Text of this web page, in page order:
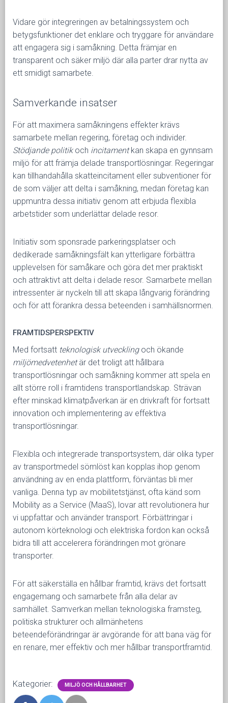
Vidare gör integreringen av betalningssystem och
betygsfunktioner det enklare och tryggare för användare
att engagera sig i samåkning. Detta främjar en
transparent och säker miljö där alla parter drar nytta av
ett smidigt samarbete.
Samverkande insatser
För att maximera samåkningens effekter krävs
samarbete mellan regering, företag och individer.
Stödjande politikoch incitamentkan skapa en gynnsam
miljö för att främja delade transportlösningar. Regeringar
kan tillhandahålla skatteincitament eller subventioner för
de som väljer att delta i samåkning, medan företag kan
uppmuntra dessa initiativ genom att erbjuda flexibla
arbetstider som underlättar delade resor.
Initiativ som sponsrade parkeringsplatser och
dedikerade samåkningsfält kan ytterligare förbättra
upplevelsen för samåkare och göra det mer praktiskt
och attraktivt att delta i delade resor. Samarbete mellan
intressenter är nyckeln till att skapa långvarig förändring
och för att förankra dessa beteenden i samhällsnormen.
FRAMTIDSPERSPEKTIV
Med fortsatt teknologisk utvecklingoch ökande
miljömedvetenhetär det troligt att hållbara
transportlösningar och samåkning kommer att spela en
allt större roll i framtidens transportlandskap. Strävan
efter minskad klimatpåverkan är en drivkraft för fortsatt
innovation och implementering av effektiva
transportlösningar.
Flexibla och integrerade transportsystem, där olika typer
av transportmedel sömlöst kan kopplas ihop genom
användning av en enda plattform, förväntas bli mer
vanliga. Denna typ av mobilitetstjänst, ofta känd som
Mobility as a Service (MaaS), lovar att revolutionera hur
vi uppfattar och använder transport. Förbättringar i
autonom körteknologi och elektriska fordon kan också
bidra till att accelerera förändringen mot grönare
transporter.
För att säkerställa en hållbar framtid, krävs det fortsatt
engagemang och samarbete från alla delar av
samhället. Samverkan mellan teknologiska framsteg,
politiska strukturer och allmänhetens
beteendeförändringar är avgörande för att bana väg för
en renare, mer effektiv och mer hållbar transportframtid.
Kategorier: MILJÖ OCH HÅLLBARHET